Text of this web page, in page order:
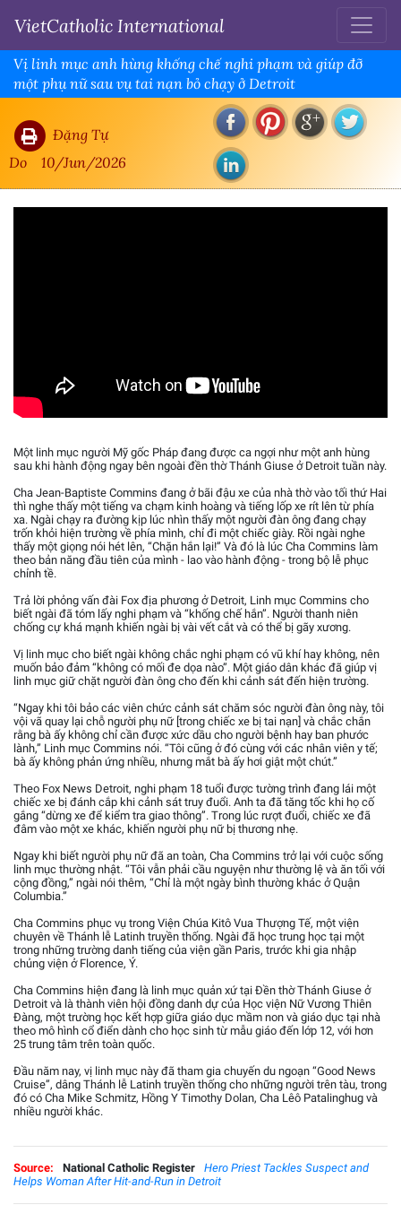
VietCatholic International
Vị linh mục anh hùng khống chế nghi phạm và giúp đỡ
một phụ nữ sau vụ tai nạn bỏ chạy ở Detroit
Đặng Tự
Do
10/Jun/2026
Một linh mục người Mỹ gốc Pháp đang được ca ngợi như một anh hùng
sau khi hành động ngay bên ngoài đền thờ Thánh Giuse ở Detroit tuần này.
Cha Jean-Baptiste Commins đang ở bãi đậu xe của nhà thờ vào tối thứ Hai
thì nghe thấy một tiếng va chạm kinh hoàng và tiếng lốp xe rít lên từ phía
xa. Ngài chạy ra đường kịp lúc nhìn thấy một người đàn ông đang chạy
trốn khỏi hiện trường về phía mình, chỉ đi một chiếc giày. Rồi ngài nghe
thấy một giọng nói hét lên, “Chặn hắn lại!” Và đó là lúc Cha Commins làm
theo bản năng đầu tiên của mình - lao vào hành động - trong bộ lễ phục
chỉnh tề.
Trả lời phỏng vấn đài Fox địa phương ở Detroit, Linh mục Commins cho
biết ngài đã tóm lấy nghi phạm và “khống chế hắn”. Người thanh niên
chống cự khá mạnh khiến ngài bị vài vết cắt và có thể bị gãy xương.
Vị linh mục cho biết ngài không chắc nghi phạm có vũ khí hay không, nên
muốn bảo đảm “không có mối đe dọa nào”. Một giáo dân khác đã giúp vị
linh mục giữ chặt người đàn ông cho đến khi cảnh sát đến hiện trường.
“Ngay khi tôi bảo các viên chức cảnh sát chăm sóc người đàn ông này, tôi
vội vã quay lại chỗ người phụ nữ [trong chiếc xe bị tai nạn] và chắc chắn
rằng bà ấy không chỉ cần được xức dầu cho người bệnh hay ban phước
lành,” Linh mục Commins nói. “Tôi cũng ở đó cùng với các nhân viên y tế;
bà ấy không phản ứng nhiều, nhưng mắt bà ấy hơi giật một chút.”
Theo Fox News Detroit, nghi phạm 18 tuổi được tường trình đang lái một
chiếc xe bị đánh cắp khi cảnh sát truy đuổi. Anh ta đã tăng tốc khi họ cố
gắng “dừng xe để kiểm tra giao thông”. Trong lúc rượt đuổi, chiếc xe đã
đâm vào một xe khác, khiến người phụ nữ bị thương nhẹ.
Ngay khi biết người phụ nữ đã an toàn, Cha Commins trở lại với cuộc sống
linh mục thường nhật. “Tôi vẫn phải cầu nguyện như thường lệ và ăn tối với
cộng đồng,” ngài nói thêm, “Chỉ là một ngày bình thường khác ở Quận
Columbia.”
Cha Commins phục vụ trong Viện Chúa Kitô Vua Thượng Tế, một viện
chuyên về Thánh lễ Latinh truyền thống. Ngài đã học trung học tại một
trong những trường danh tiếng của viện gần Paris, trước khi gia nhập
chủng viện ở Florence, Ý.
Cha Commins hiện đang là linh mục quản xứ tại Đền thờ Thánh Giuse ở
Detroit và là thành viên hội đồng danh dự của Học viện Nữ Vương Thiên
Đàng, một trường học kết hợp giữa giáo dục mầm non và giáo dục tại nhà
theo mô hình cổ điển dành cho học sinh từ mẫu giáo đến lớp 12, với hơn
25 trung tâm trên toàn quốc.
Đầu năm nay, vị linh mục này đã tham gia chuyến du ngoạn “Good News
Cruise”, dâng Thánh lễ Latinh truyền thống cho những người trên tàu, trong
đó có Cha Mike Schmitz, Hồng Y Timothy Dolan, Cha Lêô Patalinghug và
nhiều người khác.
Source: National Catholic Register
Hero Priest Tackles Suspect and
Helps Woman After Hit-and-Run in Detroit